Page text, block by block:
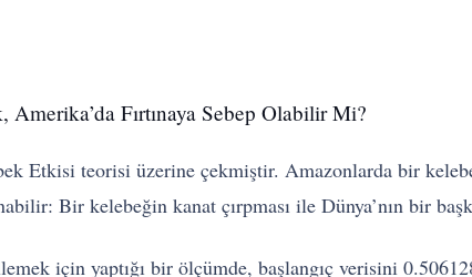
Fırtınaya Sebep Olabilir Mi?
Etkisi teorisi üzerine çekmiştir. Amazonlarda bir
Bir kelebeğin kanat çırpması ile Dünya’nın bir
için yaptığı bir ölçümde, başlangıç verisini